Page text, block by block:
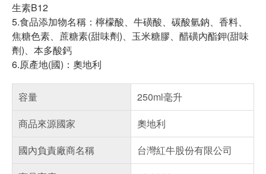
生素B12
5.食品添加物名稱：檸檬酸、牛磺酸、碳酸氫鈉、香料、
焦糖色素、蔗糖素(甜味劑)、玉米糖膠、醋磺內酯鉀(甜味
劑)、本多酸鈣
6.原產地(國)：奧地利
容量
250ml毫升
商品來源國家
奧地利
國內負責廠商名稱
台灣紅牛股份有限公司